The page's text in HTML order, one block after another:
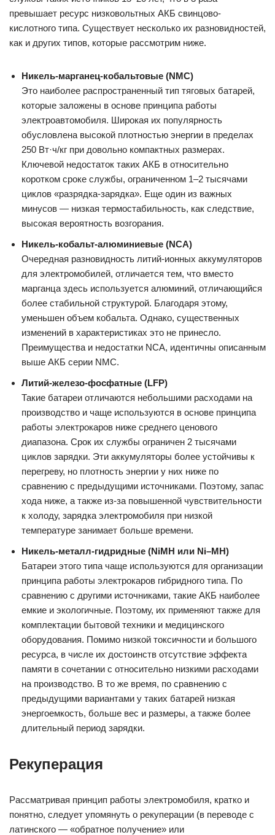
превышает ресурс низковольтных АКБ свинцово-
кислотного типа. Существует несколько их разновидностей,
как и других типов, которые рассмотрим ниже.
Никель-марганец-кобальтовые (NMC)
Это наиболее распространенный тип тяговых батарей,
которые заложены в основе принципа работы
электроавтомобиля. Широкая их популярность
обусловлена высокой плотностью энергии в пределах
250 Вт·ч/кг при довольно компактных размерах.
Ключевой недостаток таких АКБ в относительно
коротком сроке службы, ограниченном 1–2 тысячами
циклов «разрядка-зарядка». Еще один из важных
минусов — низкая термостабильность, как следствие,
высокая вероятность возгорания.
Никель-кобальт-алюминиевые (NCA)
Очередная разновидность литий-ионных аккумуляторов
для электромобилей, отличается тем, что вместо
марганца здесь используется алюминий, отличающийся
более стабильной структурой. Благодаря этому,
уменьшен объем кобальта. Однако, существенных
изменений в характеристиках это не принесло.
Преимущества и недостатки NCA, идентичны описанным
выше АКБ серии NMC.
Литий-железо-фосфатные (LFP)
Такие батареи отличаются небольшими расходами на
производство и чаще используются в основе принципа
работы электрокаров ниже среднего ценового
диапазона. Срок их службы ограничен 2 тысячами
циклов зарядки. Эти аккумуляторы более устойчивы к
перегреву, но плотность энергии у них ниже по
сравнению с предыдущими источниками. Поэтому, запас
хода ниже, а также из-за повышенной чувствительности
к холоду, зарядка электромобиля при низкой
температуре занимает больше времени.
Никель-металл-гидридные (NiMH или Ni–MH)
Батареи этого типа чаще используются для организации
принципа работы электрокаров гибридного типа. По
сравнению с другими источниками, такие АКБ наиболее
емкие и экологичные. Поэтому, их применяют также для
комплектации бытовой техники и медицинского
оборудования. Помимо низкой токсичности и большого
ресурса, в числе их достоинств отсутствие эффекта
памяти в сочетании с относительно низкими расходами
на производство. В то же время, по сравнению с
предыдущими вариантами у таких батарей низкая
энергоемкость, больше вес и размеры, а также более
длительный период зарядки.
Рекуперация
Рассматривая принцип работы электромобиля, кратко и
понятно, следует упомянуть о рекуперации (в переводе с
латинского — «обратное получение» или